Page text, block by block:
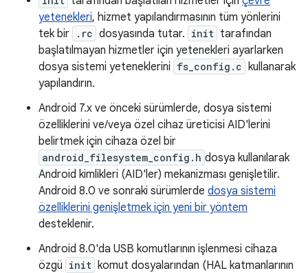
yetenekleri, hizmet yapılandırmasının tüm yönlerini
tek bir
.rc dosyasında tutar. init tarafından
başlatılmayan hizmetler için yetenekleri ayarlarken
dosya sistemi yeteneklerini fs_config.c
kullanarak
yapılandırın.
Android 7.x ve önceki sürümlerde, dosya sistemi
özelliklerini ve/veya özel cihaz üreticisi AID'lerini
belirtmek için cihaza özel bir
android_filesystem_config.h dosya kullanılarak
Android kimlikleri (AID'ler) mekanizması genişletilir.
Android 8.0 ve sonraki sürümlerde dosya sistemi
özelliklerini genişletmek için yeni bir yöntem
desteklenir.
Android 8.0'da USB komutlarının işlenmesi cihaza
özgü init
komut dosyalarından (HAL katmanlarının